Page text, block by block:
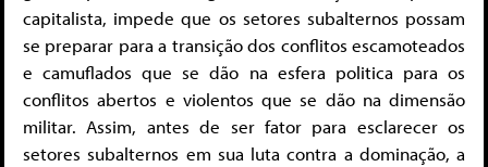
capitalista, impede que os setores subalternos possam
se preparar para a transição dos conflitos escamoteados
e camuflados que se dão na esfera politica para os
conflitos abertos e violentos que se dão na dimensão
militar. Assim, antes de ser fator para esclarecer os
setores subalternos em sua luta contra a dominação, a